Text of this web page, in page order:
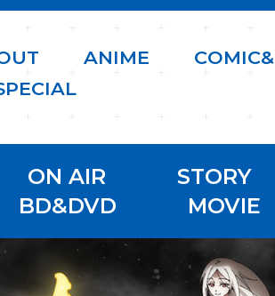
UT ANIME COMIC&
PECIAL
ON AIR STORY
BD&DVD MOVIE